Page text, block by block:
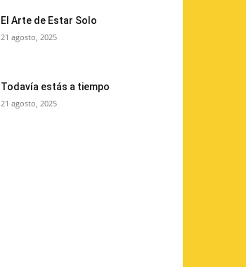
El Arte de Estar Solo
21 agosto, 2025
Todavía estás a tiempo
21 agosto, 2025